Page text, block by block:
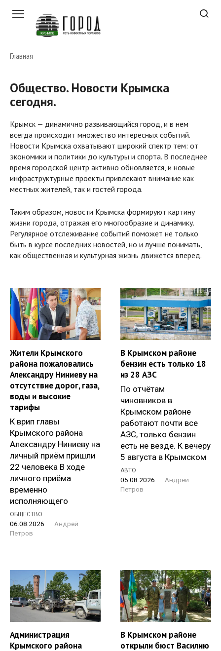
Главная
Общество. Новости Крымска
сегодня.
Крымск — динамично развивающийся город, и в нем
всегда происходит множество интересных событий.
Новости Крымска охватывают широкий спектр тем: от
экономики и политики до культуры и спорта. В последнее
время городской центр активно обновляется, и новые
инфраструктурные проекты привлекают внимание как
местных жителей, так и гостей города.
Таким образом, новости Крымска формируют картину
жизни города, отражая его многообразие и динамику.
Регулярное отслеживание событий поможет не только
быть в курсе последних новостей, но и лучше понимать,
как общественная и культурная жизнь движется вперед.
Жители Крымского
района пожаловались
Александру Ниниеву на
отсутствие дорог, газа,
воды и высокие
тарифы
К врип главы
Крымского района
Александру Ниниеву на
личный приём пришли
22 человека В ходе
личного приёма
временно
исполняющего
ОБЩЕСТВО
06.08.2026
Андрей
Петров
В Крымском районе
бензин есть только 18
из 28 АЗС
По отчётам
чиновников в
Крымском районе
работают почти все
АЗС, только бензин
есть не везде. К вечеру
5 августа в Крымском
АВТО
05.08.2026
Андрей
Петров
Администрация
Крымского района
В Крымском районе
открыли бюст Василию